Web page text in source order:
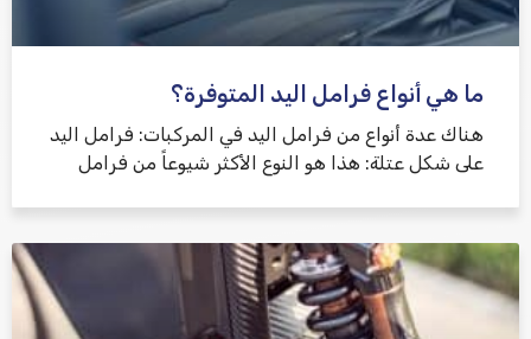
ما هي أنواع فرامل اليد المتوفرة؟
هناك عدة أنواع من فرامل اليد في المركبات: فرامل اليد
على شكل عتلة: هذا هو النوع الأكثر شيوعاً من فرامل